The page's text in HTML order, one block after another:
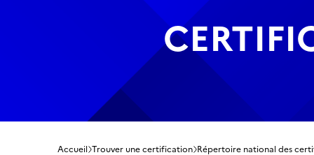
Accueil Trouver une certification Répertoire national des